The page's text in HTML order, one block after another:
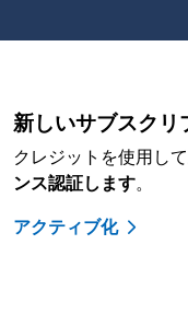
新しいサブスクリ
クレジットを使用して
ンス認証します。
アクティブ化